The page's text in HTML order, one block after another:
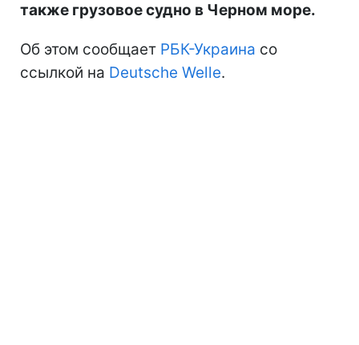
также грузовое судно в Черном море.
Об этом сообщает РБК-Украина со
ссылкой на Deutsche Welle.